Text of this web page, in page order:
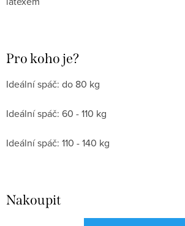
Pro koho je?
Ideální spáč: do 80 kg
Ideální spáč: 60 - 110 kg
Ideální spáč: 110 - 140 kg
Nakoupit